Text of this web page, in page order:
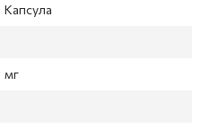
Капсула
мг